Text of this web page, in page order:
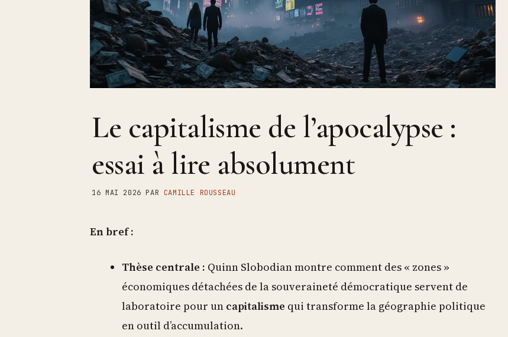
Le capitalisme de l’apocalypse :
essai à lire absolument
16 MAI 2026 PAR CAMILLE ROUSSEAU
En bref :
Thèse centrale : Quinn Slobodian montre comment des « zones »
économiques détachées de la souveraineté démocratique servent de
laboratoire pour un capitalisme qui transforme la géographie politique
en outil d’accumulation.